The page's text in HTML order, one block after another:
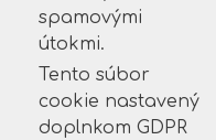
spamovými
útokmi.
Tento súbor
cookie nastavený
doplnkom GDPR